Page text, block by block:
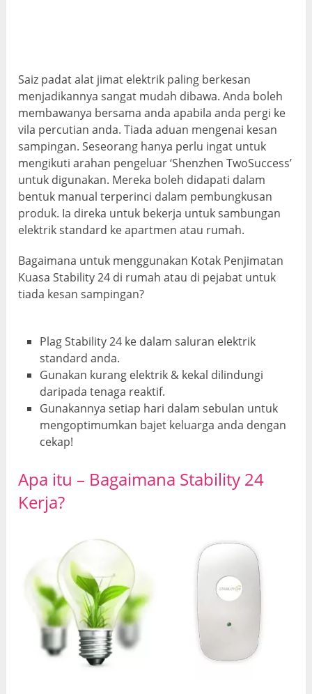
Saiz padat alat jimat elektrik paling berkesan
menjadikannya sangat mudah dibawa. Anda boleh
membawanya bersama anda apabila anda pergi ke
vila percutian anda. Tiada aduan mengenai kesan
sampingan. Seseorang hanya perlu ingat untuk
mengikuti arahan pengeluar ‘Shenzhen TwoSuccess’
untuk digunakan. Mereka boleh didapati dalam
bentuk manual terperinci dalam pembungkusan
produk. Ia direka untuk bekerja untuk sambungan
elektrik standard ke apartmen atau rumah.
Bagaimana untuk menggunakan Kotak Penjimatan
Kuasa Stability 24 di rumah atau di pejabat untuk
tiada kesan sampingan?
Plag Stability 24 ke dalam saluran elektrik
standard anda.
Gunakan kurang elektrik & kekal dilindungi
daripada tenaga reaktif.
Gunakannya setiap hari dalam sebulan untuk
mengoptimumkan bajet keluarga anda dengan
cekap!
Apa itu – Bagaimana Stability 24
Kerja?